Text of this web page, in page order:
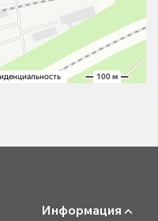
Информация